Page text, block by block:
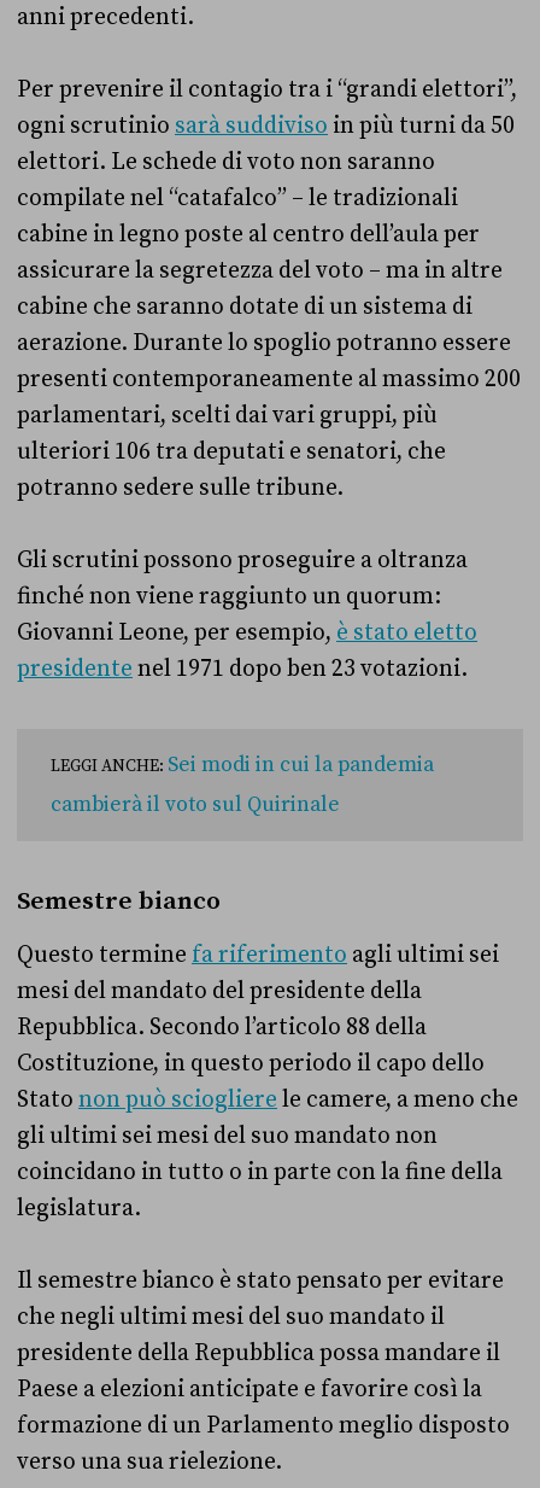
anni precedenti.
Per prevenire il contagio tra i “grandi elettori”,
ogni scrutinio sarà suddiviso in più turni da 50
elettori. Le schede di voto non saranno
compilate nel “catafalco” – le tradizionali
cabine in legno poste al centro dell’aula per
assicurare la segretezza del voto – ma in altre
cabine che saranno dotate di un sistema di
aerazione. Durante lo spoglio potranno essere
presenti contemporaneamente al massimo 200
parlamentari, scelti dai vari gruppi, più
ulteriori 106 tra deputati e senatori, che
potranno sedere sulle tribune.
Gli scrutini possono proseguire a oltranza
finché non viene raggiunto un quorum:
Giovanni Leone, per esempio, è stato eletto
presidente nel 1971 dopo ben 23 votazioni.
LEGGI ANCHE: Sei modi in cui la pandemia
cambierà il voto sul Quirinale
Semestre bianco
Questo termine fa riferimento agli ultimi sei
mesi del mandato del presidente della
Repubblica. Secondo l’articolo 88 della
Costituzione, in questo periodo il capo dello
Stato non può sciogliere le camere, a meno che
gli ultimi sei mesi del suo mandato non
coincidano in tutto o in parte con la fine della
legislatura.
Il semestre bianco è stato pensato per evitare
che negli ultimi mesi del suo mandato il
presidente della Repubblica possa mandare il
Paese a elezioni anticipate e favorire così la
formazione di un Parlamento meglio disposto
verso una sua rielezione.